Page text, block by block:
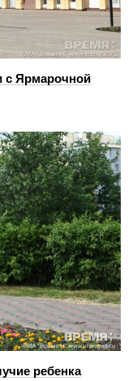
с Ярмарочной
ребенка